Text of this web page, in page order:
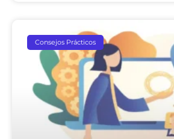
Consejos Prácticos